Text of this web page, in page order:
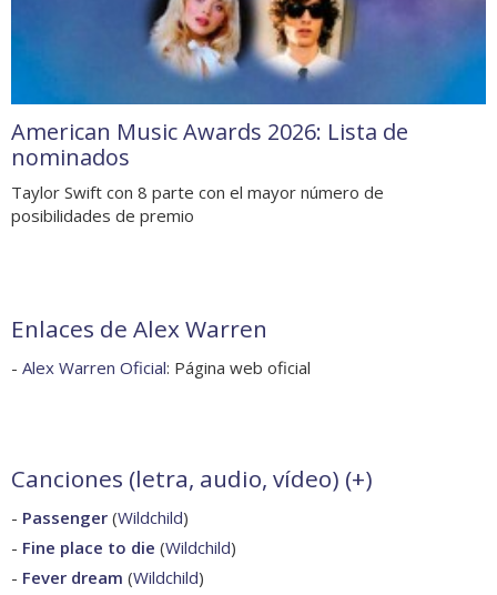
American Music Awards 2026: Lista de
nominados
Taylor Swift con 8 parte con el mayor número de
posibilidades de premio
Enlaces de Alex Warren
- Alex Warren Oficial: Página web oficial
Canciones (letra, audio, vídeo) (+)
- Passenger (Wildchild)
- Fine place to die (Wildchild)
- Fever dream (Wildchild)